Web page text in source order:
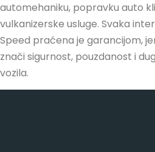
automehaniku, popravku auto
vulkanizerske usluge. Svaka
Speed praćena je garancijom,
znači sigurnost, pouzdanost i
vozila.